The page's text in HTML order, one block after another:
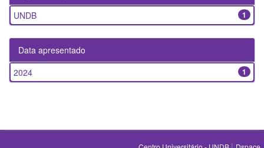
1
UNDB
Data apresentado
1
2024